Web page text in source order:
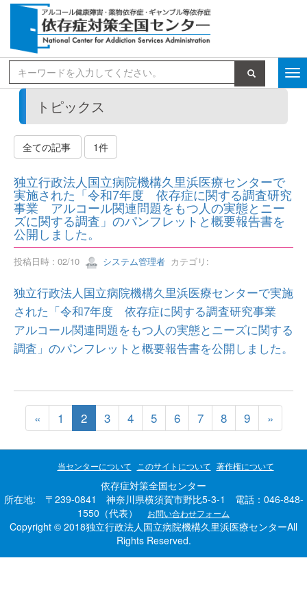
検索
トピックス
全ての記事 1件
独立行政法人国立病院機構久里浜医療センターで
実施された「令和7年度 依存症に関する調査研究
事業 アルコール関連問題をもつ人の実態とニー
ズに関する調査」のパンフレットと概要報告書を
公開しました。
投稿日時 : 02/10 システム管理者 カテゴリ:
独立行政法人国立病院機構久里浜医療センターで実施
された「令和7年度 依存症に関する調査研究事業
アルコール関連問題をもつ人の実態とニーズに関する
調査」のパンフレットと概要報告書を公開しました。
« 1 2 3 4 5 6 7 8 9 »
当センターについて このサイトについて 著作権について
依存症対策全国センター
所在地: 〒239-0841 神奈川県横須賀市野比5-3-1 電話：046-848-
1550（代表）
お問い合わせフォーム
Copyright © 2018独立行政法人国立病院機構久里浜医療センターAll
Rights Reserved.